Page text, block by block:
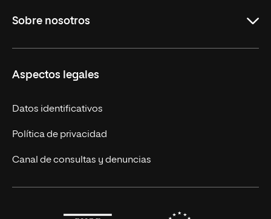
Licenciaturas en línea
Cursos Europeos
Títulos Americanos
Alianza Newman
Sobre nosotros
Nuestros alumnos
Únete a nosotros
Actualidad
Solicita información
Aspectos legales
Datos identificativos
Política de privacidad
Canal de consultas y denuncias